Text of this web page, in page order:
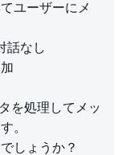
ユーザーにメ
話なし
を処理してメッ
。
しょうか？